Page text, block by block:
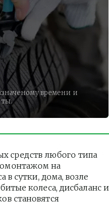
времени и
средств любого типа
на
в сутки, дома, возле
колеса, дисбаланс и
становятся